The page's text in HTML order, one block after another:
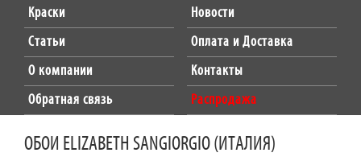
Краски
Новости
Статьи
Оплата и Доставка
О компании
Контакты
Обратная связь
Распродажа
ОБОИ ELIZABETH SANGIORGIO (ИТАЛИЯ)